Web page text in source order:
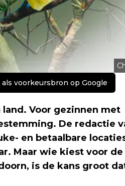
als voorkeursbron op Google
Voor gezinnen met
De redactie
en betaalbare
Maar wie kiest voor de
is de kans groot